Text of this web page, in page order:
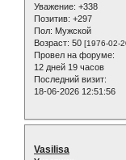
Уважение: +338
Позитив: +297
Пол: Мужской
Возраст: 50 [1976-02-
Провел на форуме:
12 дней 19 часов
Последний визит:
18-06-2026 12:51:56
Vasilisa